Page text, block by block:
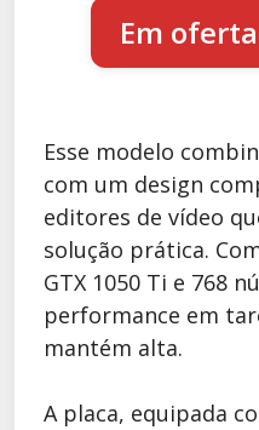
Em
Esse modelo
com um design
editores de vídeo
solução prática.
GTX 1050 Ti e 768
performance em
mantém alta.
A placa, equipada